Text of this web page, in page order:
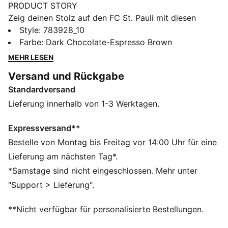
PRODUCT STORY
Zeig deinen Stolz auf den FC St. Pauli mit diesen
PUMA Shorts. Mit kultigem FCSP Badge, flachem
Kordelzug und Mesh-Einsatz im unteren
Rückenbereich – perfekt für jeden Fan. Dank der
Platzes immer einsatzbereit. Fühl die Energie des
Millerntor-Stadions!
FEATURES + VORTEILE
vom Körper ableitet und dafür sorgt, dass du beim
Training schweißfrei bleibst
Aus 100 % recyceltem Material, Besatz und Deko sind
ausgenommen
DETAILS
Regular Fit
Beinabschluss über dem Knie
Style: 783928_10
Farbe: Dark Chocolate-Espresso Brown
MEHR LESEN
Versand und Rückgabe
Standardversand
Lieferung innerhalb von 1-3 Werktagen.
Expressversand**
Bestelle von Montag bis Freitag vor 14:00 Uhr für eine
Lieferung am nächsten Tag*.
*Samstage sind nicht eingeschlossen. Mehr unter
"Support > Lieferung".
**Nicht verfügbar für personalisierte Bestellungen.